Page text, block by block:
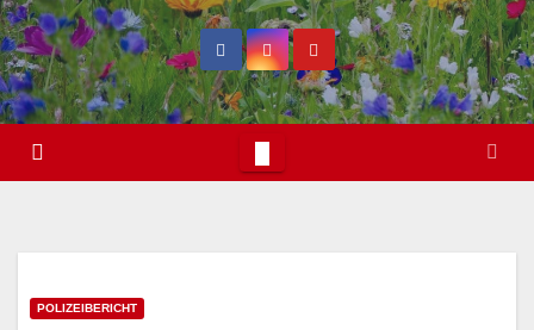
POLIZEIBERICHT